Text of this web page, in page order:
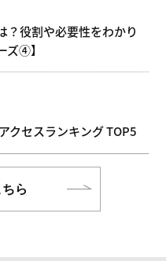
？役割や必要性をわかり
ズ④】
クセスランキング TOP5
ら